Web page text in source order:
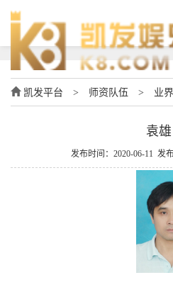
凯发平台 > 师资队伍 > 业
袁雄
发布时间：2020-06-11 发